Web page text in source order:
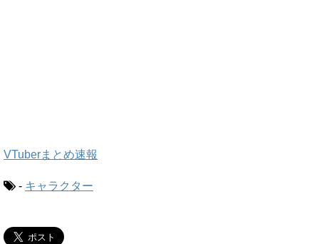
VTuberまとめ速報
- キャラクター